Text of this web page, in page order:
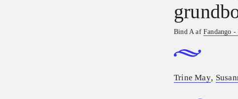
Bind A afFandango
Trine May,